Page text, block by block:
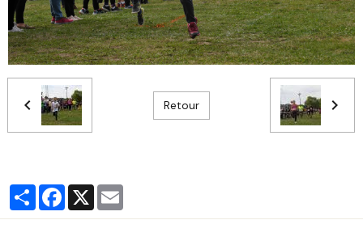
Retour
PartagerFacebook
X